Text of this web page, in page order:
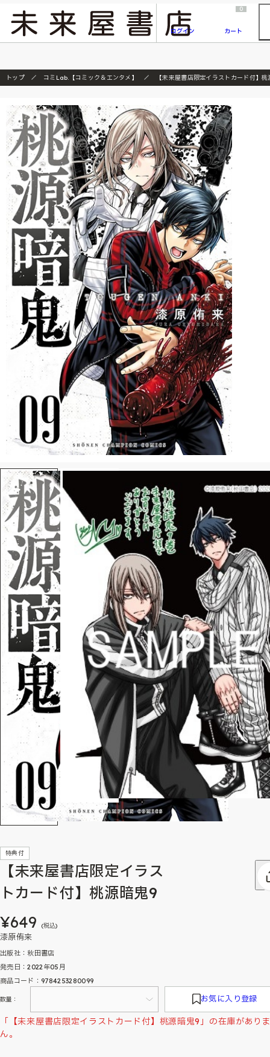
『ONE PIECE magazine 021 ONE PIECEカード付き同梱版』発売延期のご案内
ログイン
0
カート
トップ コミLab.【コミック＆エンタメ】 【未来屋書店限定イラストカード付】
特典付
【未来屋書店限定イラス
トカード付】桃源暗鬼9
¥649 (税込)
漆原侑来
出版社：秋田書店
発売日：2022年05月
商品コード：9784253280099
数量： お気に入り登録
「【未来屋書店限定イラストカード付】桃源暗鬼9」の在庫があり
ん。